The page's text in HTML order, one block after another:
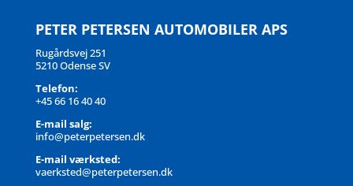
PETER PETERSEN AUTOMOBILER APS
Rugårdsvej 251
5210 Odense SV
Telefon:
+45 66 16 40 40
E-mail salg:
info@peterpetersen.dk
E-mail værksted:
vaerksted@peterpetersen.dk